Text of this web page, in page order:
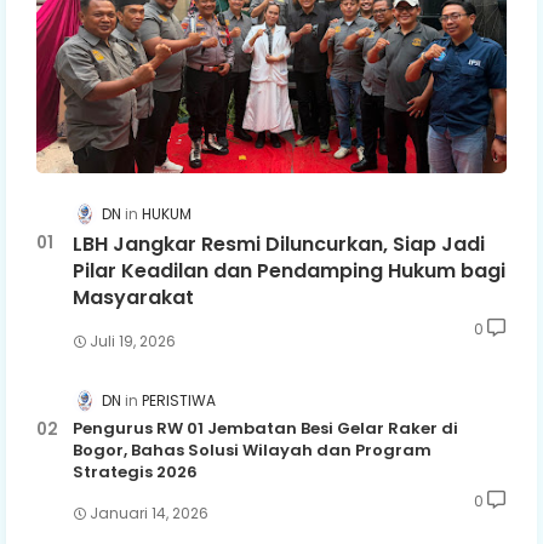
DN HUKUM
LBH Jangkar Resmi Diluncurkan, Siap Jadi
Pilar Keadilan dan Pendamping Hukum bagi
Masyarakat
Juli 19, 2026
0
DN PERISTIWA
Pengurus RW 01 Jembatan Besi Gelar Raker di
Bogor, Bahas Solusi Wilayah dan Program
Strategis 2026
Januari 14, 2026
0